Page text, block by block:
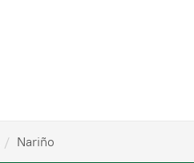
Nariño